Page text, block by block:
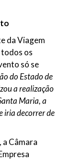
da Viagem
os
só se
do Estado de
a realização
Maria, a
iria decorrer de
Câmara